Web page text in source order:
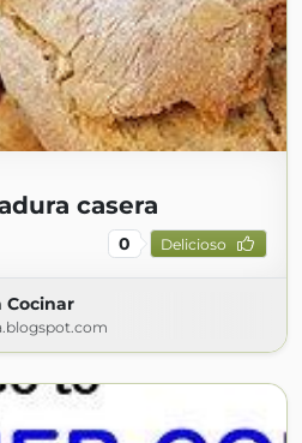
casera
0 Delicioso
Cocinar